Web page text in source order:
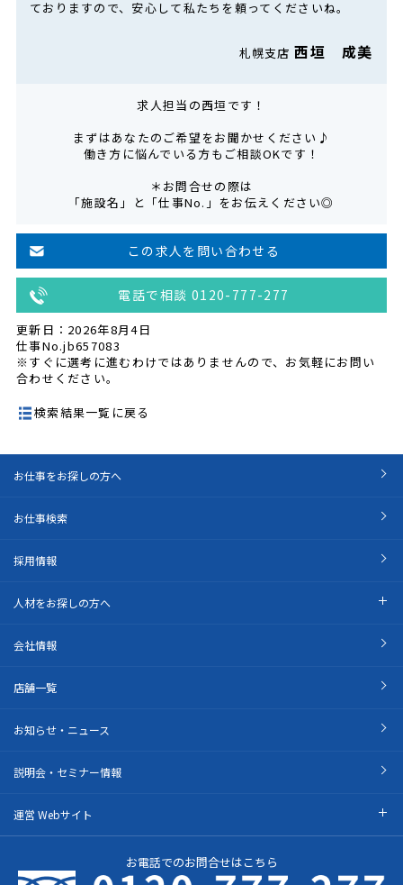
ておりますので、安心して私たちを頼ってくださいね。
札幌支店西垣 成美
求人担当の西垣です！
まずはあなたのご希望をお聞かせください♪
働き方に悩んでいる方もご相談OKです！
＊お問合せの際は
「施設名」と「仕事No.」をお伝えください◎
この求人を問い合わせる
電話で相談 0120-777-277
更新日：2026年8月4日
仕事No.jb657083
※すぐに選考に進むわけではありませんので、お気軽にお問い
合わせください。
検索結果一覧に戻る
お仕事をお探しの方へ
お仕事検索
採用情報
人材をお探しの方へ
会社情報
店舗一覧
お知らせ・ニュース
説明会・セミナー情報
運営 Webサイト
お電話でのお問合せはこちら